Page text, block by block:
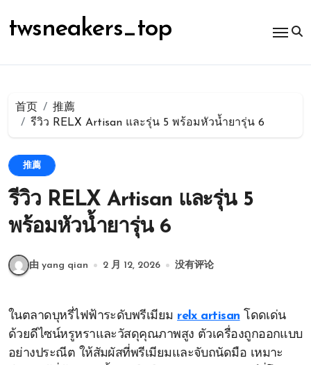
容
twsneakers_top
首页
推薦
รีวิว RELX Artisan และรุ่น 5 พร้อมหัวน้ำยารุ่น 6
推薦
รีวิว RELX Artisan และรุ่น 5
พร้อมหัวน้ำยารุ่น 6
由 yang qian 2 月 12, 2026 没有评论
ในตลาดบุหรี่ไฟฟ้าระดับพรีเมียม relx artisan โดดเด่น
ด้วยดีไซน์หรูหราและวัสดุคุณภาพสูง ตัวเครื่องถูกออกแบบ
อย่างประณีต ให้สัมผัสที่พรีเมียมและจับถนัดมือ เหมาะ